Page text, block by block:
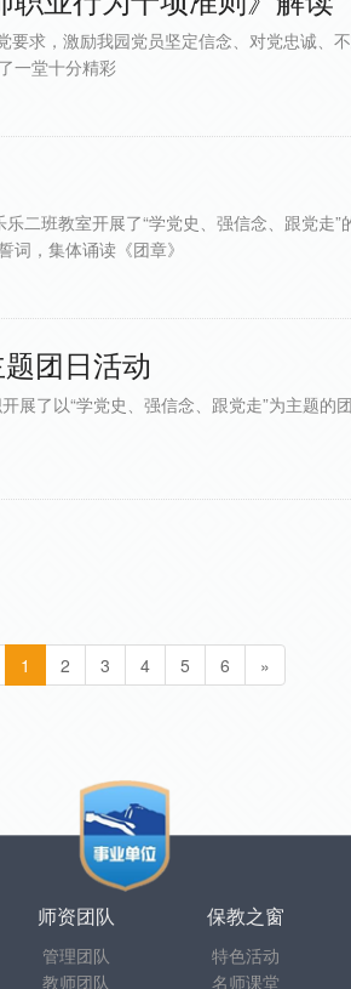
求，激励我园党员坚定信念、对党忠诚、
一堂十分精彩
二班教室开展了“学党史、强信念、跟党走
词，集体诵读《团章》
团日活动
以“学党史、强信念、跟党走”为主题的
1 2 3 4 5 6 »
师资团队
管理团队
教师团队
保教之窗
特色活动
名师课堂